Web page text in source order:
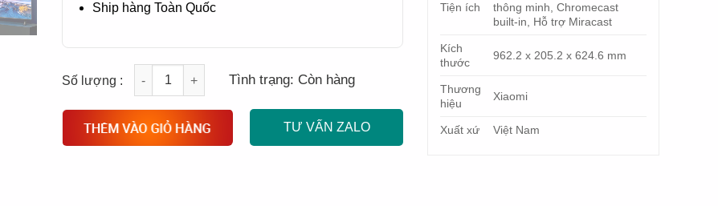
Ship hàng Toàn Quốc
Quantity
Tình trạng: Còn hàng
TƯ VẤN ZALO
Tiện ích
thông minh, Chromecast
built-in, Hỗ trợ Miracast
Kích
thước
962.2 x 205.2 x 624.6 mm
Thương
hiệu
Xiaomi
Xuất xứ Việt Nam